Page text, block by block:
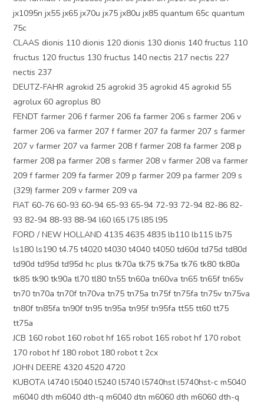
jx1095n jx55 jx65 jx70u jx75 jx80u jx85 quantum 65c quantum
75c
CLAAS dionis 110 dionis 120 dionis 130 dionis 140 fructus 110
fructus 120 fructus 130 fructus 140 nectis 217 nectis 227
nectis 237
DEUTZ-FAHR agrokid 25 agrokid 35 agrokid 45 agrokid 55
agrolux 60 agroplus 80
FENDT farmer 206 f farmer 206 fa farmer 206 s farmer 206 v
farmer 206 va farmer 207 f farmer 207 fa farmer 207 s farmer
207 v farmer 207 va farmer 208 f farmer 208 fa farmer 208 p
farmer 208 pa farmer 208 s farmer 208 v farmer 208 va farmer
209 f farmer 209 fa farmer 209 p farmer 209 pa farmer 209 s
(329) farmer 209 v farmer 209 va
FIAT 60-76 60-93 60-94 65-93 65-94 72-93 72-94 82-86 82-
93 82-94 88-93 88-94 l60 l65 l75 l85 l95
FORD / NEW HOLLAND 4135 4635 4835 lb110 lb115 lb75
ls180 ls190 t4.75 t4020 t4030 t4040 t4050 td60d td75d td80d
td90d td95d td95d hc plus tk70a tk75 tk75a tk76 tk80 tk80a
tk85 tk90 tk90a tl70 tl80 tn55 tn60a tn60va tn65 tn65f tn65v
tn70 tn70a tn70f tn70va tn75 tn75a tn75f tn75fa tn75v tn75va
tn80f tn85fa tn90f tn95 tn95a tn95f tn95fa tt55 tt60 tt75
tt75a
JCB 160 robot 160 robot hf 165 robot 165 robot hf 170 robot
170 robot hf 180 robot 180 robot t 2cx
JOHN DEERE 4320 4520 4720
KUBOTA l4740 l5040 l5240 l5740 l5740hst l5740hst-c m5040
m6040 dth m6040 dth-q m6040 dtn m6060 dth m6060 dth-q